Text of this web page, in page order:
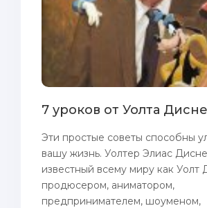
7 уроков от Уолта
Эти простые советы способны
вашу жизнь. Уолтер Элиас
известный всему миру как Уолт
продюсером, аниматором,
предпринимателем, шоуменом,